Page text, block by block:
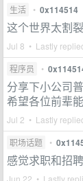
生活 • 0x114514
这个世界太割
Jul 8 • Lastly
程序员 •
分享下小公司
希望各位前辈
Jul 2 • Lastly
职场话题 •
感觉求职和招
Jun 22 • Lastly